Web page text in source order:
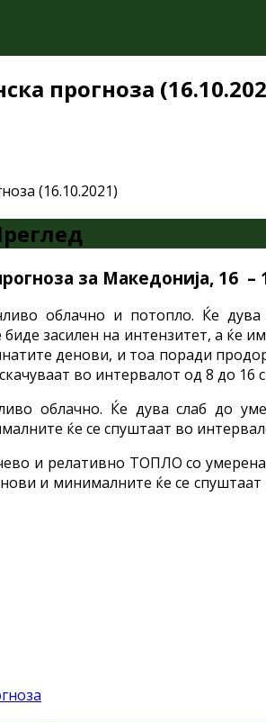
прогноза
за Македонија, 16 –
облачно и потопло. Ќе
засилен на интензитет, а ќе
денови, и тоа поради
во интервалот од 8 до 16
облачно. Ќе дува слаб до
ќе се спуштаат во
и релативно ТОПЛО со
и минималните ќе се